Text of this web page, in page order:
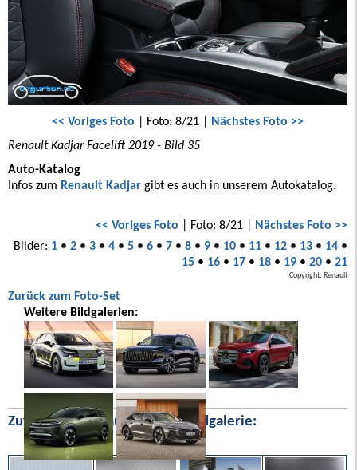
<< Voriges Foto | Foto: 8/21 | Nächstes Foto >>
Renault Kadjar Facelift 2019 - Bild 35
Auto-Katalog
Infos zum Renault Kadjar gibt es auch in unserem Autokatalog.
<< Voriges Foto | Foto: 8/21 | Nächstes Foto >>
Bilder: 1• 2• 3• 4• 5• 6• 7• 8• 9• 10• 11• 12• 13• 14•
15• 16• 17• 18• 19• 20• 21
Copyright: Renault
Zurück zum Foto-Set
Weitere Bildgalerien:
Zufällige Bilder aus unserer Bildgalerie: